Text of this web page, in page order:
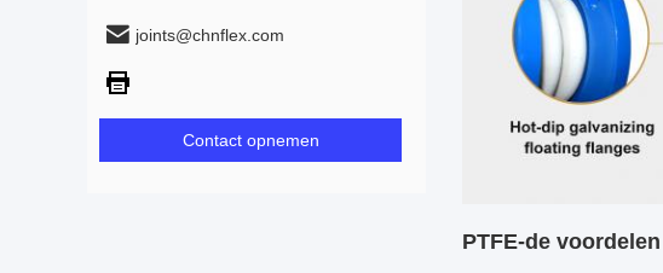
joints@chnflex.com
Contact opnemen
PTFE-de